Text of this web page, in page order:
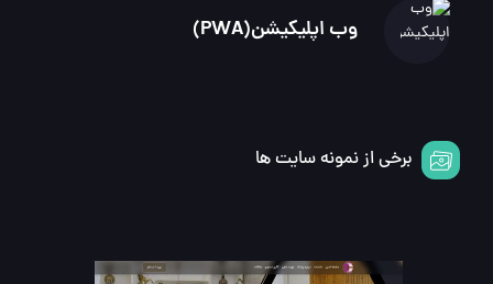
وب اپلیکیشن(PWA)
برخی از نمونه سایت ها